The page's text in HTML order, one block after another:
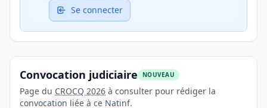
Se connecter
Convocation judiciaire NOUVEAU
Page du CROCQ 2026 à consulter pour rédiger la
convocation liée à ce Natinf.